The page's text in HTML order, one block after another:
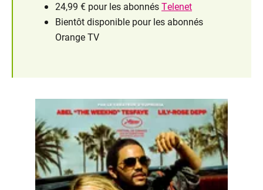
24,99 € pour les abonnésTelenet
Bientôt disponible pour les abonnés
Orange TV